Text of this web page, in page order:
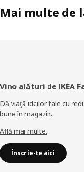
Mai multe de
Subsol
Vino alături de IKEA
Dă viaţă ideilor tale cu
bune în magazin.
Află mai multe.
Înscrie-te aici